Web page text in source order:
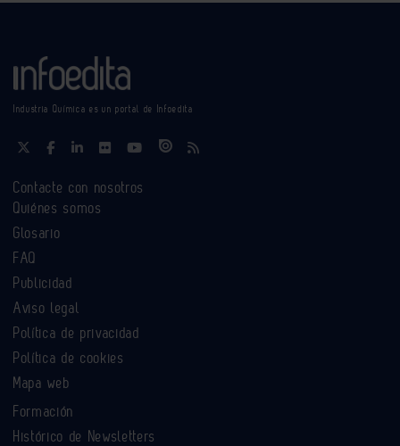
Industria Química es un portal de Infoedita
Contacte con nosotros
Quiénes somos
Glosario
FAQ
Publicidad
Aviso legal
Política de privacidad
Política de cookies
Mapa web
Formación
Histórico de Newsletters